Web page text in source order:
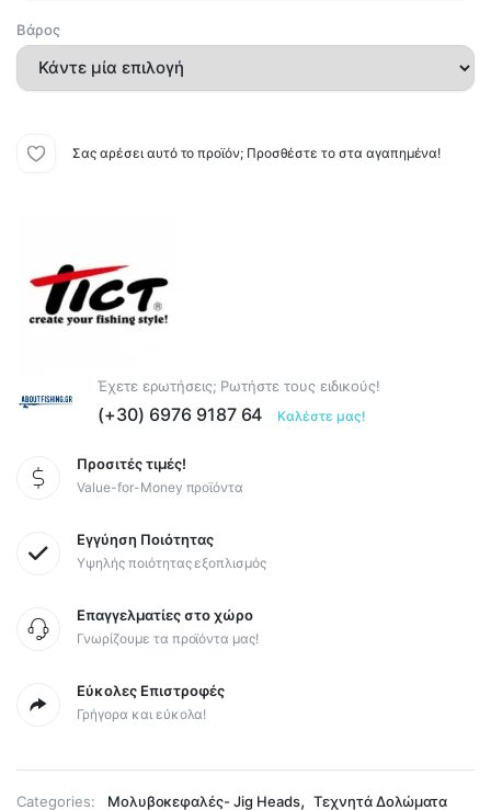
Βάρος
Σας αρέσει αυτό το προϊόν; Προσθέστε το στα αγαπημένα!
Έχετε ερωτήσεις; Ρωτήστε τους ειδικούς!
(+30) 6976 9187 64 Καλέστε μας!
Προσιτές τιμές!
Value-for-Money προϊόντα
Εγγύηση Ποιότητας
Υψηλής ποιότητας εξοπλισμός
Επαγγελματίες στο χώρο
Γνωρίζουμε τα προϊόντα μας!
Εύκολες Επιστροφές
Γρήγορα και εύκολα!
Categories: Μολυβοκεφαλές- Jig Heads, Τεχνητά Δολώματα